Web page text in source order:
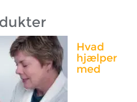
Hvad
hjælper
med